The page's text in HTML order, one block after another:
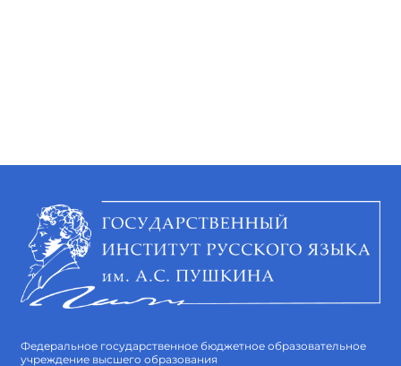
Федеральное государственное бюджетное образовательное
учреждение высшего образования